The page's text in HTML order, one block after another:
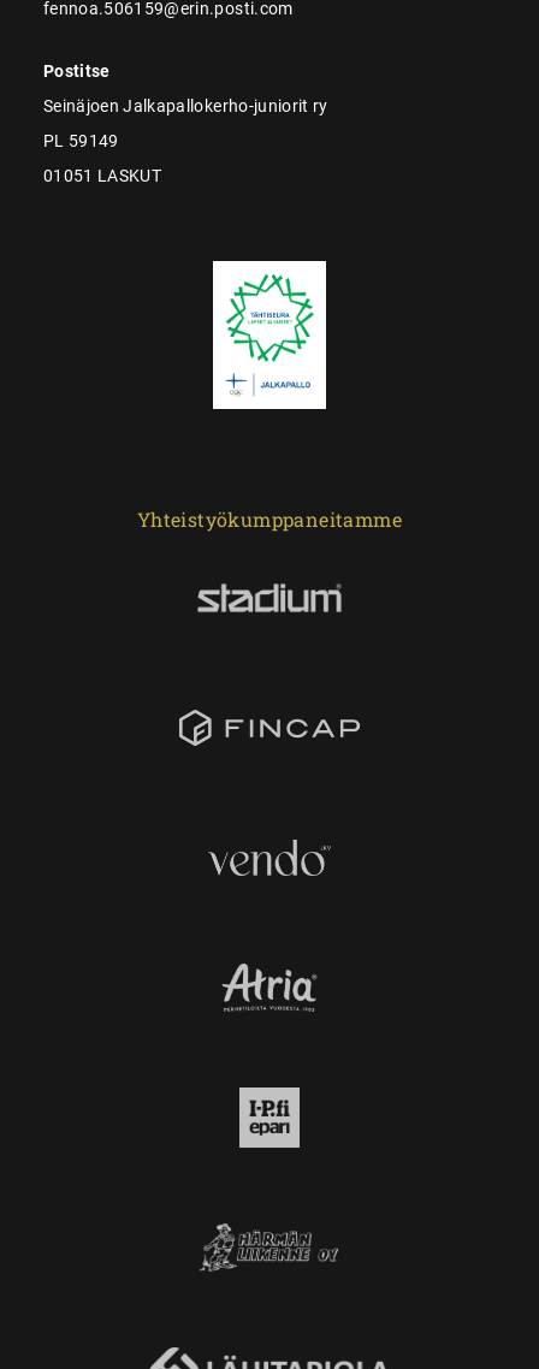
fennoa.506159@erin.posti.com
Postitse
Seinäjoen Jalkapallokerho-juniorit ry
PL 59149
01051 LASKUT
Yhteistyökumppaneitamme